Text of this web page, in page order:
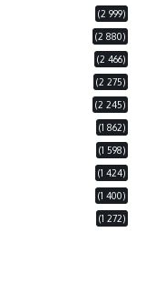
(2 999)
(2 880)
(2 466)
(2 275)
(2 245)
(1 862)
(1 598)
(1 424)
(1 400)
(1 272)